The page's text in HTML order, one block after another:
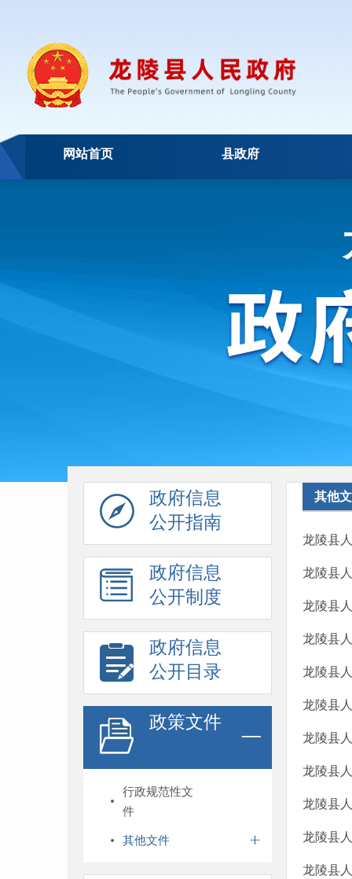
网站首页 县政府
政府信息
公开指南
政府信息
公开制度
政府信息
公开目录
政策文件
行政规范性文
件
其他文件
其他
龙陵县
龙陵县
龙陵县
龙陵县
龙陵县
龙陵县
龙陵县
龙陵县
龙陵县
龙陵县
龙陵县